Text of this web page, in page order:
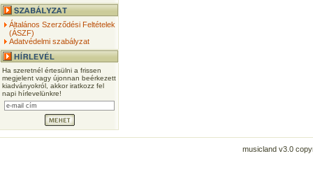
Általános Szerződési Feltételek
(ÁSZF)
Adatvédelmi szabályzat
Ha szeretnél értesülni a frissen
megjelent vagy újonnan beérkezett
kiadványokról, akkor iratkozz fel
napi hírlevelünkre!
musicland v3.0